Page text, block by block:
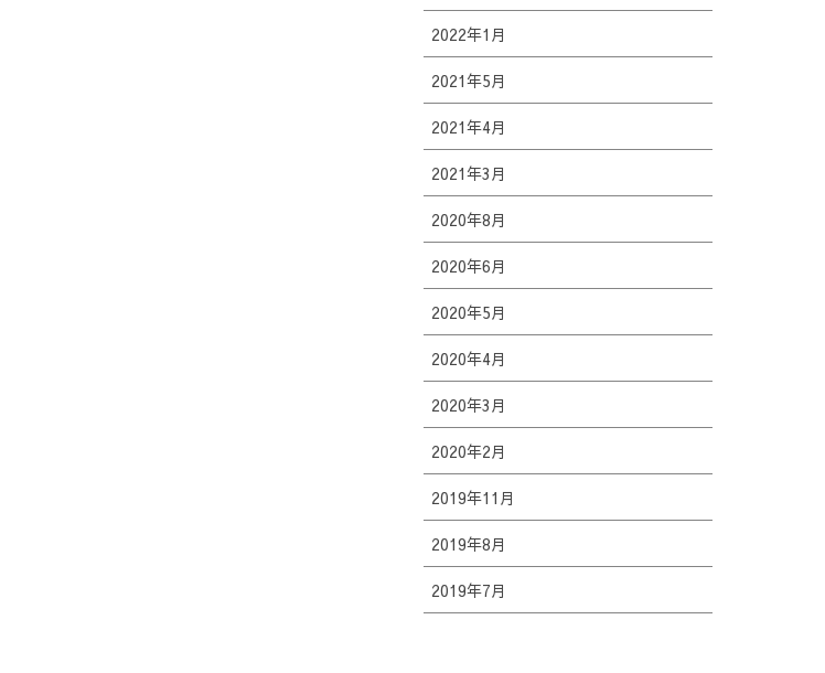
2022年1月
2021年5月
2021年4月
2021年3月
2020年8月
2020年6月
2020年5月
2020年4月
2020年3月
2020年2月
2019年11月
2019年8月
2019年7月